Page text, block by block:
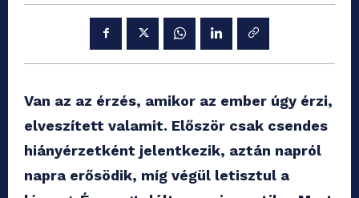
Van az az érzés, amikor az ember úgy érzi,
elveszített valamit. Először csak csendes
hiányérzetként jelentkezik, aztán napról
napra erősödik, míg végül letisztul a